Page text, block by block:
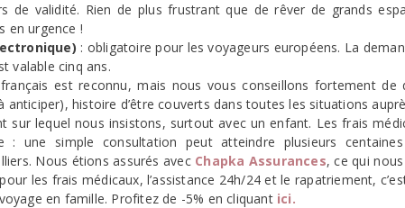
de validité. Rien de plus frustrant que de rêver de grands
en urgence !
: obligatoire pour les voyageurs européens. La
valable cinq ans.
est reconnu, mais nous vous conseillons fortement de
histoire d’être couverts dans toutes les situations
sur lequel nous insistons, surtout avec un enfant. Les frais
: une simple consultation peut atteindre plusieurs
Nous étions assurés avec Chapka Assurances, ce qui
les frais médicaux, l’assistance 24h/24 et le rapatriement,
en famille. Profitez de -5% en cliquant ici.